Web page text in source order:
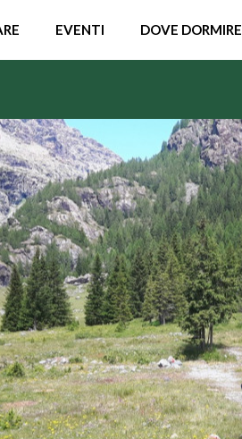
EVENTI DOVE DORMIRE